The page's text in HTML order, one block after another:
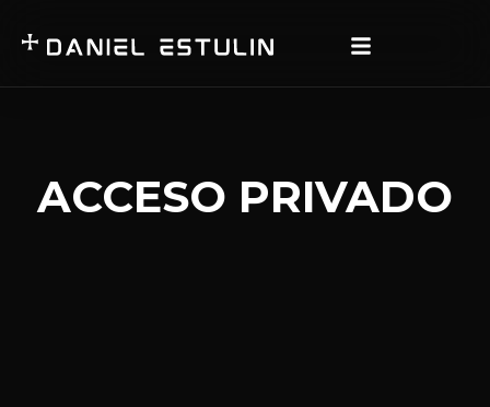
ACCESO PRIVADO